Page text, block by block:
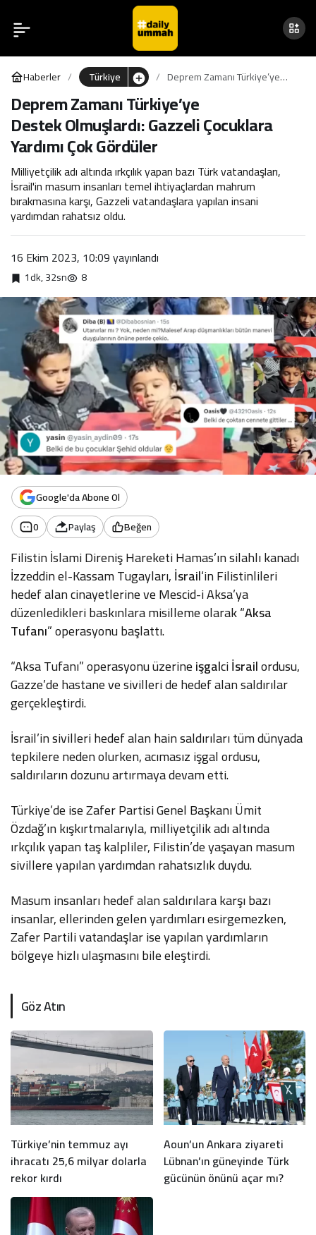
Haberler Türkiye
Deprem Zamanı Türkiye’ye
Destek Olmuşlardı: Gazzeli
Çocuklara Yardımı Çok Gördüler
Deprem Zamanı Türkiye’ye
Destek Olmuşlardı: Gazzeli Çocuklara
Yardımı Çok Gördüler
Milliyetçilik adı altında ırkçılık yapan bazı Türk vatandaşları,
İsrail'in masum insanları temel ihtiyaçlardan mahrum
bırakmasına karşı, Gazzeli vatandaşlara yapılan insani
yardımdan rahatsız oldu.
16 Ekim 2023, 10:09yayınlandı
1dk, 32sn 8
Google'da Abone Ol
0
Paylaş Beğen
Filistin İslami Direniş Hareketi Hamas’ın silahlı kanadı
İzzeddin el-Kassam Tugayları,İsrail‘in Filistinlileri
hedef alan cinayetlerine ve Mescid-i Aksa’ya
düzenledikleri baskınlara misilleme olarak “Aksa
Tufanı” operasyonu başlattı.
“Aksa Tufanı” operasyonu üzerineişgalciİsrailordusu,
Gazze’de hastane ve sivilleri de hedef alan saldırılar
gerçekleştirdi.
İsrail’in sivilleri hedef alan hain saldırıları tüm dünyada
tepkilere neden olurken, acımasız işgal ordusu,
saldırıların dozunu artırmaya devam etti.
Türkiye’de ise Zafer Partisi Genel Başkanı Ümit
Özdağ’ın kışkırtmalarıyla, milliyetçilik adı altında
ırkçılık yapan taş kalpliler, Filistin’de yaşayan masum
sivillere yapılan yardımdan rahatsızlık duydu.
Masum insanları hedef alan saldırılara karşı bazı
insanlar, ellerinden gelen yardımları esirgemezken,
Zafer Partili vatandaşlar ise yapılan yardımların
bölgeye hizlı ulaşmasını bile eleştirdi.
Göz Atın
Türkiye’nin temmuz ayı
ihracatı 25,6 milyar dolarla
rekor kırdı
Aoun’un Ankara ziyareti
Lübnan’ın güneyinde Türk
gücünün önünü açar mı?
İstanbul’da “Özgür Filistin
Mitingi” Yapıldı
Paylaş